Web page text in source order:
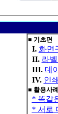
■ 기초편
I. 화면
II. 라
III. 데
IV. 인
■ 활용사례
* 똑같
* 서로